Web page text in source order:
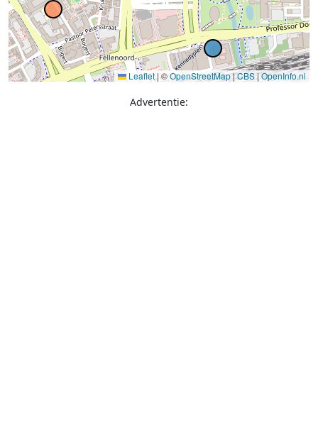
Leaflet |©OpenStreetMap|CBS|OpenInfo.nl
Advertentie: